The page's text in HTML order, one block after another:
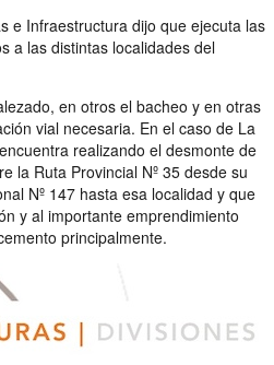
e Infraestructura dijo que ejecuta las
a las distintas localidades del
en otros el bacheo y en otras
vial necesaria. En el caso de La
realizando el desmonte de
la Ruta Provincial Nº 35 desde su
Nº 147 hasta esa localidad y que
y al importante emprendimiento
principalmente.